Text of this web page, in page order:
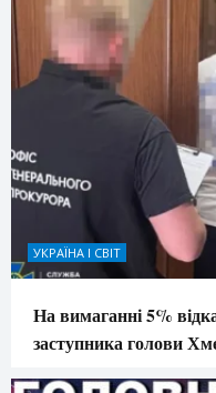
УКРАЇНА І СВІТ
На вимаганні 5%
заступника голови